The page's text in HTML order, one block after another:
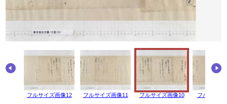
フルサイズ画像12 フルサイズ画像11 フルサイズ画像10 フルサイズ